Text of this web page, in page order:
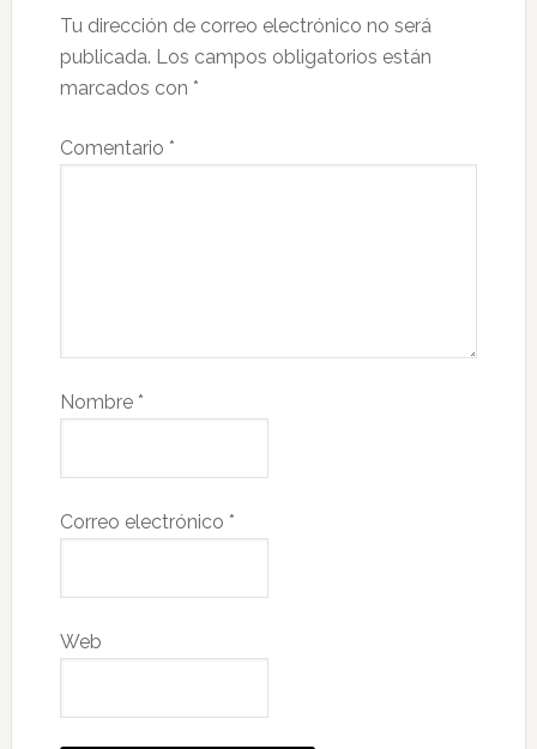
Tu dirección de correo electrónico no será
publicada. Los campos obligatorios están
marcados con *
Comentario *
Nombre *
Correo electrónico *
Web